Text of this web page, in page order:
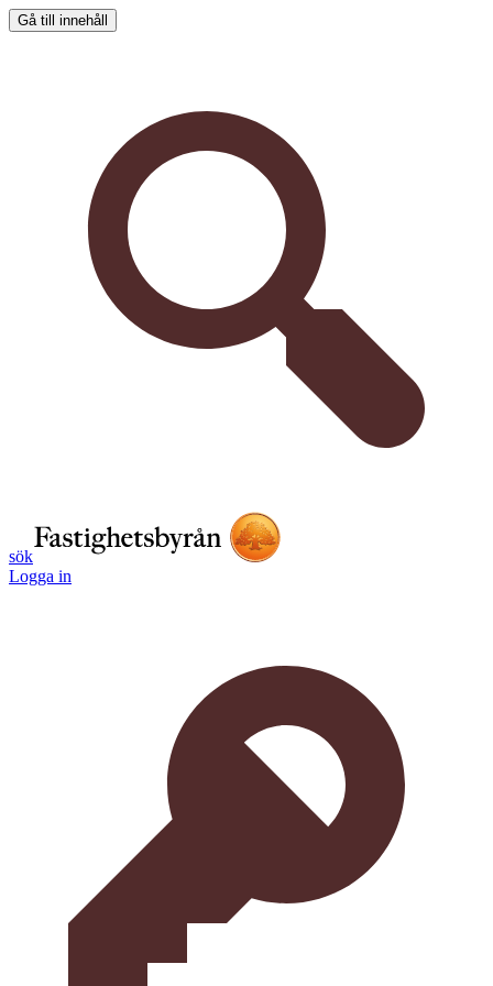
Gå till innehåll
sök
Logga in